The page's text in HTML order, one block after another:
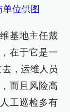
位供图
基地主任戴
在于它是一
，运维人员
而且风险高
工巡检多有